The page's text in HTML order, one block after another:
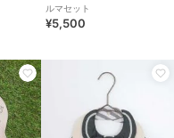
ルマセット
¥5,500